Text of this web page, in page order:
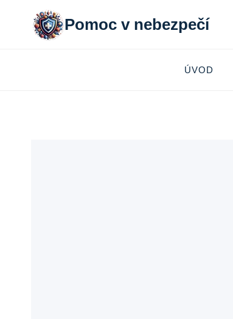
Pomoc v nebezpečí
ÚVOD